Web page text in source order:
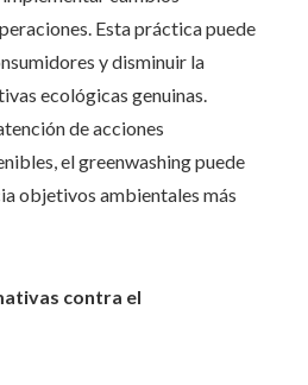
Esta práctica puede
y disminuir la
ecológicas genuinas.
de acciones
el greenwashing puede
objetivos ambientales más
contra el